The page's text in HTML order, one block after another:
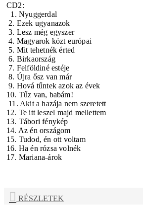
CD2:
1. Nyuggerdal
2. Ezek ugyanazok
3. Lesz még egyszer
4. Magyarok közt európai
5. Mit tehetnék érted
6. Birkaország
7. Felföldiné estéje
8. Újra ősz van már
9. Hová tűntek azok az évek
10. Tűz van, babám!
11. Akit a hazája nem szeretett
12. Te itt leszel majd mellettem
13. Tábori fénykép
14. Az én országom
15. Tudod, én ott voltam
16. Ha én rózsa volnék
17. Mariana-árok
RÉSZLETEK